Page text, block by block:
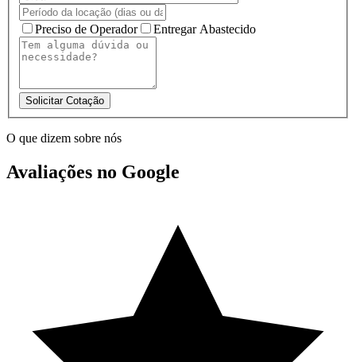
Preciso de Operador Entregar Abastecido
Solicitar Cotação
O que dizem sobre nós
Avaliações no Google